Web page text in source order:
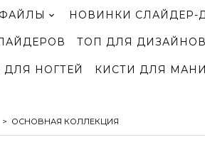
НОВИНКИ СЛАЙДЕР-
ТОП ДЛЯ ДИЗАЙНОВ
НОГТЕЙ КИСТИ ДЛЯ
ОСНОВНАЯ КОЛЛЕКЦИЯ